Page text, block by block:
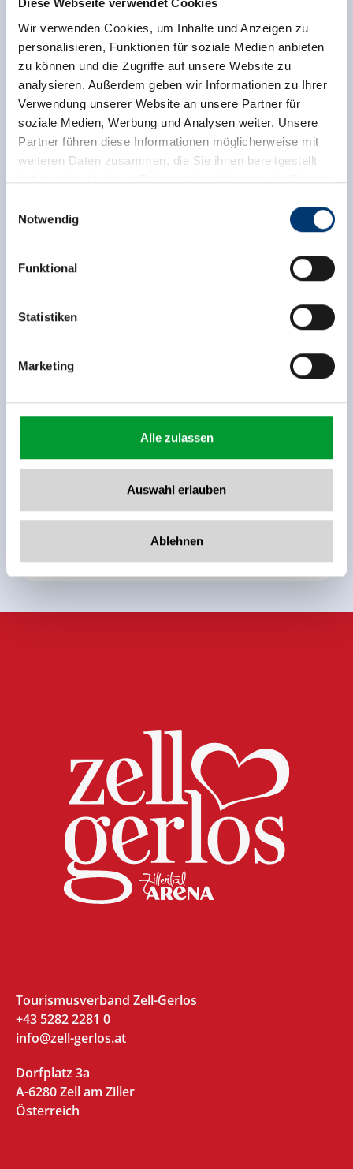
Diese Webseite verwendet Cookies
Wir verwenden Cookies, um Inhalte und Anzeigen zu
personalisieren, Funktionen für soziale Medien anbieten
zu können und die Zugriffe auf unsere Website zu
analysieren. Außerdem geben wir Informationen zu Ihrer
Verwendung unserer Website an unsere Partner für
soziale Medien, Werbung und Analysen weiter. Unsere
Partner führen diese Informationen möglicherweise mit
weiteren Daten zusammen, die Sie ihnen bereitgestellt
haben oder die sie im Rahmen Ihrer Nutzung der Dienste
Rohr 23// A-6280 Zell am Ziller
www.zillertalarena.com
Notwendig
Funktional
Statistiken
Marketing
Alle zulassen
Auswahl erlauben
Ablehnen
back to overview
Sign up for the newsletter now!
register
Tourismusverband Zell-Gerlos
+43 5282 2281 0
info@zell-gerlos.at
Dorfplatz 3a
A-6280 Zell am Ziller
Österreich